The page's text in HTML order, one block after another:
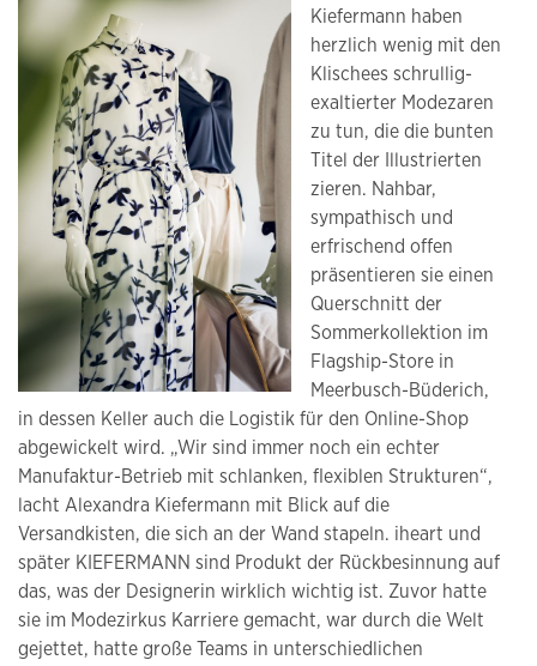
Kiefermann haben
herzlich wenig mit den
Klischees schrullig-
exaltierter Modezaren
zu tun, die die bunten
Titel der Illustrierten
zieren. Nahbar,
sympathisch und
erfrischend offen
präsentieren sie einen
Querschnitt der
Sommerkollektion im
Flagship-Store in
Meerbusch-Büderich,
in dessen Keller auch die Logistik für den Online-Shop
abgewickelt wird. „Wir sind immer noch ein echter
Manufaktur-Betrieb mit schlanken, flexiblen Strukturen“,
lacht Alexandra Kiefermann mit Blick auf die
Versandkisten, die sich an der Wand stapeln. iheart und
später KIEFERMANN sind Produkt der Rückbesinnung auf
das, was der Designerin wirklich wichtig ist. Zuvor hatte
sie im Modezirkus Karriere gemacht, war durch die Welt
gejettet, hatte große Teams in unterschiedlichen